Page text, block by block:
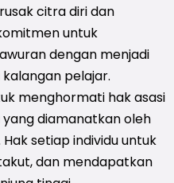
citra diri dan
untuk
dengan menjadi
pelajar.
menghormati hak asasi
diamanatkan oleh
Hak setiap individu untuk
dan mendapatkan